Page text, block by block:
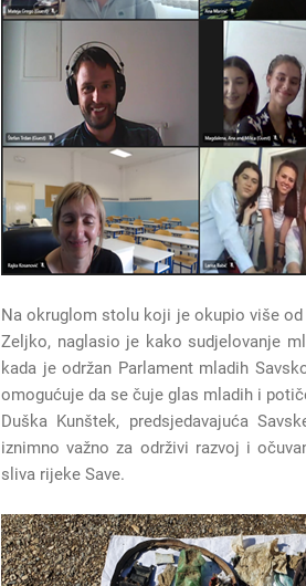
Na okruglom stolu koji je okupio više
Zeljko, naglasio je kako sudjelovanje
kada je održan Parlament mladih
omogućuje da se čuje glas mladih i
Duška Kunštek, predsjedavajuća
iznimno važno za održivi razvoj i
sliva rijeke Save.